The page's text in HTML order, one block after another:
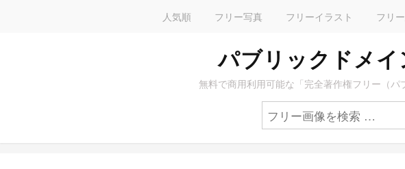
人気順 フリー写真 フリーイラスト フリ
パブリックドメイ
無料で商用利用可能な「完全著作権フリー（パ